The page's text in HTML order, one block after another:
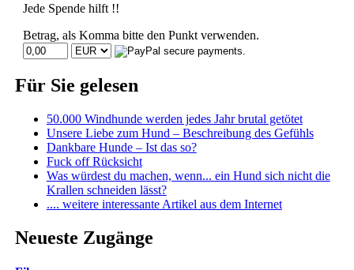
Jede Spende hilft !!
Betrag, als Komma bitte den Punkt verwenden.
Für Sie gelesen
50.000 Windhunde werden jedes Jahr brutal getötet
Unsere Liebe zum Hund – Beschreibung des Gefühls
Dankbare Hunde – Ist das so?
Fuck off Rücksicht
Was würdest du machen, wenn... ein Hund sich nicht die
Krallen schneiden lässt?
.... weitere interessante Artikel aus dem Internet
Neueste Zugänge